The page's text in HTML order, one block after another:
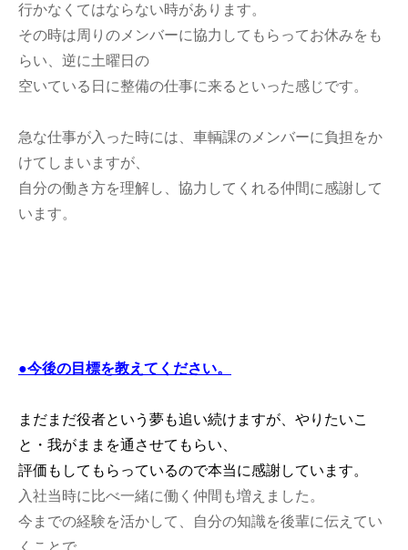
行かなくてはならない時があります。
その時は周りのメンバーに協力してもらってお休みをも
らい、逆に土曜日の
空いている日に整備の仕事に来るといった感じです。
急な仕事が入った時には、車輌課のメンバーに負担をか
けてしまいますが、
自分の働き方を理解し、協力してくれる仲間に感謝して
います。
●今後の目標を教えてください。
まだまだ役者という夢も追い続けますが、やりたいこ
と・我がままを通させてもらい、
評価もしてもらっているので本当に感謝しています。
入社当時に比べ一緒に働く仲間も増えました。
今までの経験を活かして、自分の知識を後輩に伝えてい
くことで、